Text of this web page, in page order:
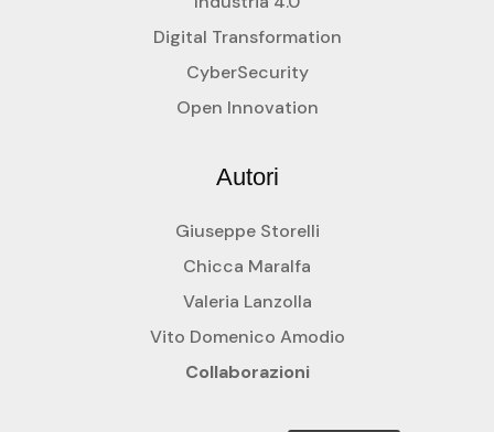
Digital Transformation
CyberSecurity
Open Innovation
Autori
Giuseppe Storelli
Chicca Maralfa
Valeria Lanzolla
Vito Domenico Amodio
Collaborazioni